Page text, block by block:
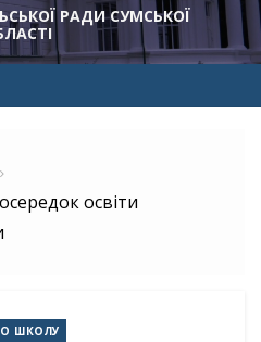
РАДИ СУМСЬКОЇ
освіти
ШКОЛУ